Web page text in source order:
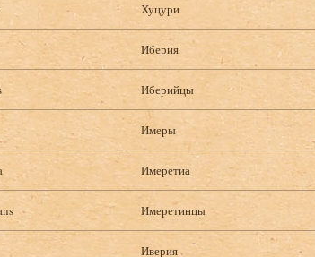
Хуцури
Иберия
Иберийцы
Имеры
Имеретиа
Имеретинцы
Иверия